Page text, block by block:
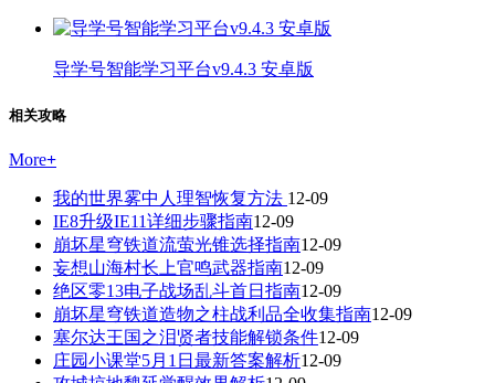
导学号智能学习平台v9.4.3 安卓版
相关攻略
More+
我的世界雾中人理智恢复方法 12-09
IE8升级IE11详细步骤指南12-09
崩坏星穹铁道流萤光锥选择指南12-09
妄想山海村长上官鸣武器指南12-09
绝区零13电子战场乱斗首日指南12-09
崩坏星穹铁道造物之柱战利品全收集指南12-09
塞尔达王国之泪贤者技能解锁条件12-09
庄园小课堂5月1日最新答案解析12-09